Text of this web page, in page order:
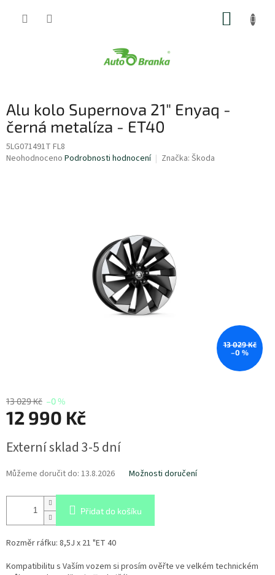
Alu kolo Supernova 21" Enyaq -
černá metalíza - ET40
5LG071491T FL8
Průměrné
Neohodnoceno Podrobnosti hodnocení Značka: Škoda
13 029 Kč
–0 %
13 029 Kč –0 %
12 990 Kč
cena:
Externí sklad 3-5 dní
Můžeme doručit do: 13.8.2026 Možnosti doručení
Přidat do košíku
Rozměr ráfku: 8,5J x 21 "ET 40
Kompatibilitu s Vaším vozem si prosím ověřte ve velkém technickém